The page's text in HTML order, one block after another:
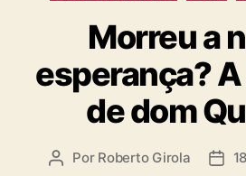
Morreu a
esperança?
de dom
Autor
Por Roberto Girola
Data